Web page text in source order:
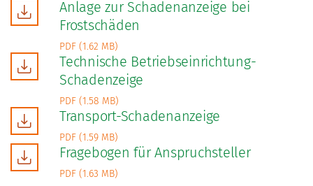
Anlage zur Schadenanzeige bei
Frostschäden
PDF (1.62 MB)
Technische Betriebseinrichtung-
Schadenzeige
PDF (1.58 MB)
Transport-Schadenanzeige
PDF (1.59 MB)
Fragebogen für Anspruchsteller
PDF (1.63 MB)